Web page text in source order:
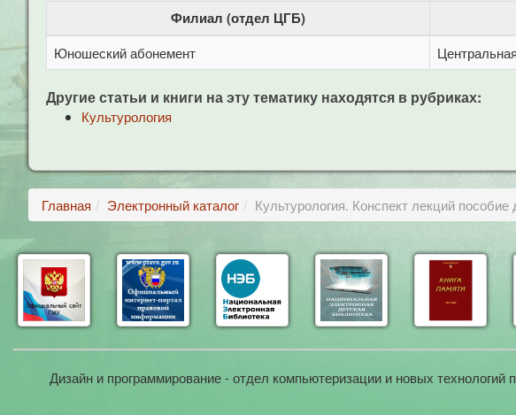
Филиал (отдел ЦГБ)
Юношеский абонемент
Другие статьи и книги на эту тематику находятся в рубриках:
Культурология
Главная Электронный каталог Культурология. Конспект лекций
Дизайн и программирование - отдел компьютеризации и новых